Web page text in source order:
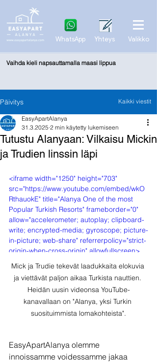
WhatsApp Yhteys Valikko
Vaihda kieli napsauttamalla maasi lippua
Päivitys
Tutustu Alanyaan: Vilkaisu Mickin
ja Trudien linssin läpi
EasyApartAlanya
31.3.2025 2 min käytetty lukemiseen
<iframe width="1250" height="703"
src="https://www.youtube.com/embed/wkO
RthauokE" title="Alanya One of the most
Popular Turkish Resorts" frameborder="0"
allow="accelerometer; autoplay; clipboard-
write; encrypted-media; gyroscope; picture-
in-picture; web-share" referrerpolicy="strict-
origin-when-cross-origin" allowfullscreen>
Mick ja Trudie tekevät laadukkaita elokuvia
ja viettävät paljon aikaa Turkista nauttien.
Heidän uusin videonsa YouTube-
kanavallaan on "Alanya, yksi Turkin
suosituimmista lomakohteista".
EasyApartAlanya olemme
innoissamme voidessamme jakaa
Kaikki viestit